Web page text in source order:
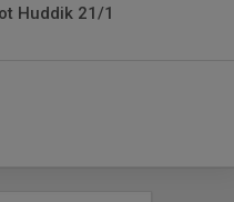
Huddik 21/1